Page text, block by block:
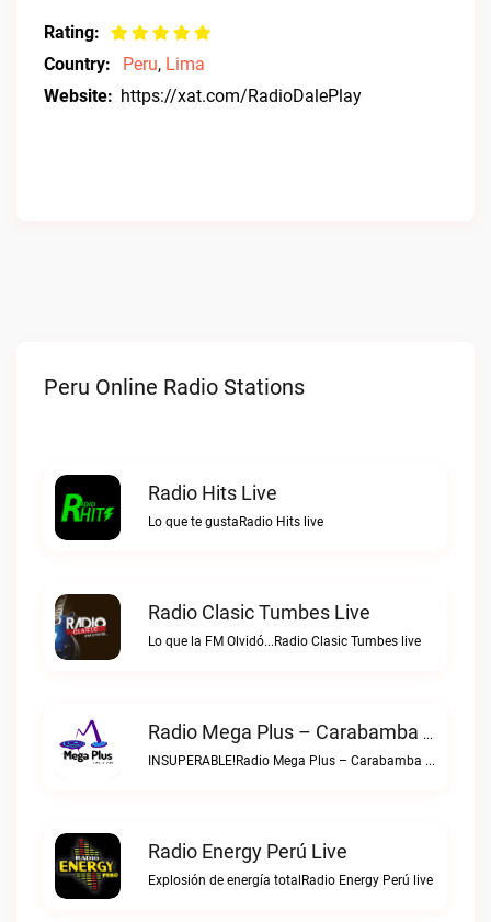
Rating:
Country:
Peru, Lima
Website: https://xat.com/RadioDalePlay
Peru Online Radio Stations
Radio Hits Live
Lo que te gustaRadio Hits live
Radio Clasic Tumbes Live
Lo que la FM Olvidó...Radio Clasic Tumbes live
Radio Mega Plus – Carabamba Live
INSUPERABLE!Radio Mega Plus – Carabamba live
Radio Energy Perú Live
Explosión de energía totalRadio Energy Perú live